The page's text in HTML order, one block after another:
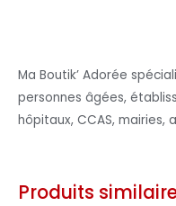
Ma Boutik’ Adorée
personnes âgées,
hôpitaux, CCAS,
Produits